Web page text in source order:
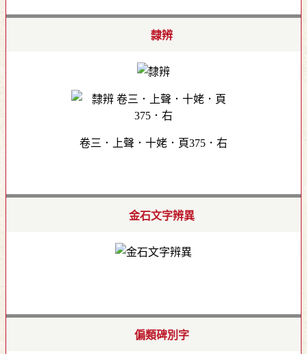
隸辨
卷三．上聲．十姥．頁375．右
金石文字辨異
偏類碑別字